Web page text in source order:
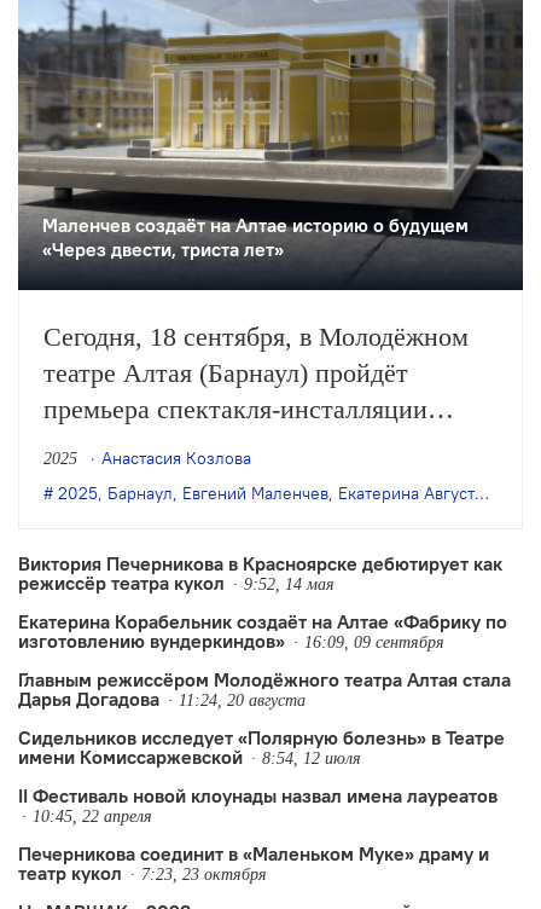
Маленчев создаёт на Алтае историю о будущем
«Через двести, триста лет»
Сегодня, 18 сентября, в Молодёжном
театре Алтая (Барнаул) пройдёт
премьера спектакля-инсталляции
Евгения Маленчева «Через двести,
триста лет». В основе — истории,
подростками, их разговоры с
режиссёром и драматургом постановки
Екатериной Августеняк.
2025
Анастасия Козлова
2025, Барнаул, Евгений Маленчев, Екатерина Августеняк
Виктория Печерникова в Красноярске дебютирует как
режиссёр театра кукол
9:52, 14 мая
Екатерина Корабельник создаёт на Алтае «Фабрику по
изготовлению вундеркиндов»
16:09, 09 сентября
Главным режиссёром Молодёжного театра Алтая стала
Дарья Догадова
11:24, 20 августа
Сидельников исследует «Полярную болезнь» в Театре
имени Комиссаржевской
8:54, 12 июля
II Фестиваль новой клоунады назвал имена лауреатов
10:45, 22 апреля
Печерникова соединит в «Маленьком Муке» драму и
театр кукол
7:23, 23 октября